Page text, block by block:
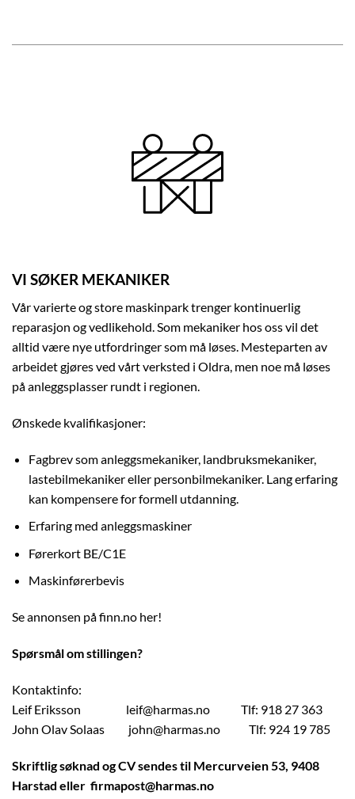
VI SØKER MEKANIKER
Vår varierte og store maskinpark trenger kontinuerlig
reparasjon og vedlikehold. Som mekaniker hos oss vil det
alltid være nye utfordringer som må løses. Mesteparten av
arbeidet gjøres ved vårt verksted i Oldra, men noe må løses
på anleggsplasser rundt i regionen.
Ønskede kvalifikasjoner:
Fagbrev som anleggsmekaniker, landbruksmekaniker,
lastebilmekaniker eller personbilmekaniker. Lang erfaring
kan kompensere for formell utdanning.
Erfaring med anleggsmaskiner
Førerkort BE/C1E
Maskinførerbevis
Se annonsen på finn.no her!
Spørsmål om stillingen?
Kontaktinfo:
Leif Eriksson leif@harmas.no Tlf: 918 27 363
John Olav Solaas john@harmas.no Tlf: 924 19 785​
Skriftlig søknad og CV sendes til Mercurveien 53, 9408
Harstad eller firmapost@harmas.no